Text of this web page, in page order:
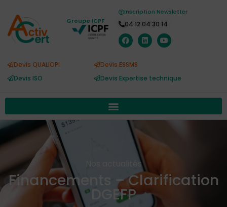
Inscription Newsletter
04 12 04 30 14
Groupe ICPF
Devis QUALIOPI
Devis ISO
Devis ESSMS
Devis Expertise technique
Nos actualités
Financements – Clarification
DGEFP